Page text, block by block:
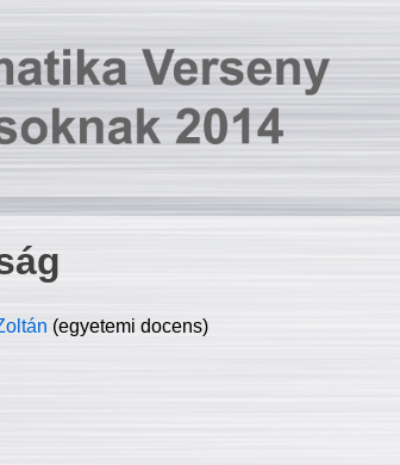
(egyetemi docens)